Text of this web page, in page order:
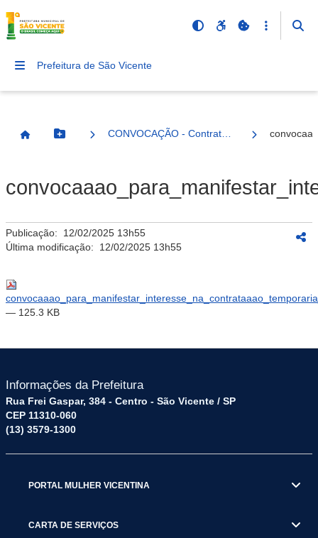
Prefeitura de São Vicente
Página InicialBotão Menu
Publicação: 12/02/2025 13h55
Última modificação: 12/02/2025 13h55
— 125.3 KB
Informações da Prefeitura
Rua Frei Gaspar, 384 - Centro - São Vicente / SP
CEP 11310-060
(13) 3579-1300
PORTAL MULHER VICENTINA
CARTA DE SERVIÇOS